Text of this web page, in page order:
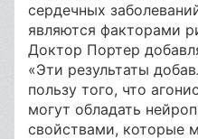
сердечных
являются факторами
Доктор Портер
«Эти результаты
пользу того, что
могут обладать
свойствами, которые